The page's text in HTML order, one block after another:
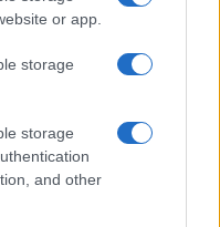
or app.
storage
storage
and other